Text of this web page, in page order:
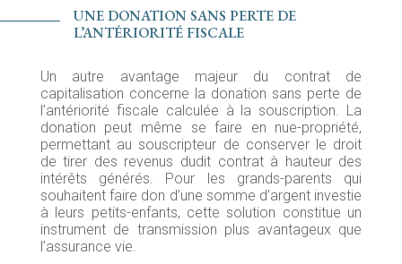
UNE DONATION SANS PERTE DE
L’ANTÉRIORITÉ FISCALE
Un autre avantage majeur du contrat de
capitalisation concerne la donation sans perte de
l’antériorité fiscale calculée à la souscription. La
donation peut même se faire en nue-propriété,
permettant au souscripteur de conserver le droit
de tirer des revenus dudit contrat à hauteur des
intérêts générés. Pour les grands-parents qui
souhaitent faire don d’une somme d’argent investie
à leurs petits-enfants, cette solution constitue un
instrument de transmission plus avantageux que
l’assurance vie.